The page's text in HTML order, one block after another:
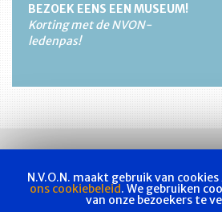
BEZOEK EENS EEN MUSEUM!
Korting met de NVON-
ledenpas!
Actueel Les & examen
N.V.O.N. maakt gebruik van
ons cookiebeleid. We gebruiken
van onze bezoekers te